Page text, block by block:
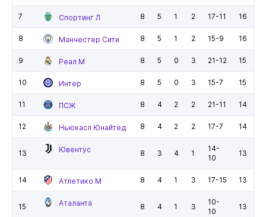
7 Спортинг Л 8 5 1 2 17-11 16
8 Манчестер Сити 8 5 1 2 15-9 16
9 Реал М 8 5 0 3 21-12 15
10 Интер 8 5 0 3 15-7 15
11 ПСЖ 8 4 2 2 21-11 14
12 Ньюкасл Юнайтед 8 4 2 2 17-7 14
13 Ювентус 8 3 4 1
14-
10
13
14 Атлетико М 8 4 1 3 17-15 13
15 Аталанта 8 4 1 3
10-
10
13